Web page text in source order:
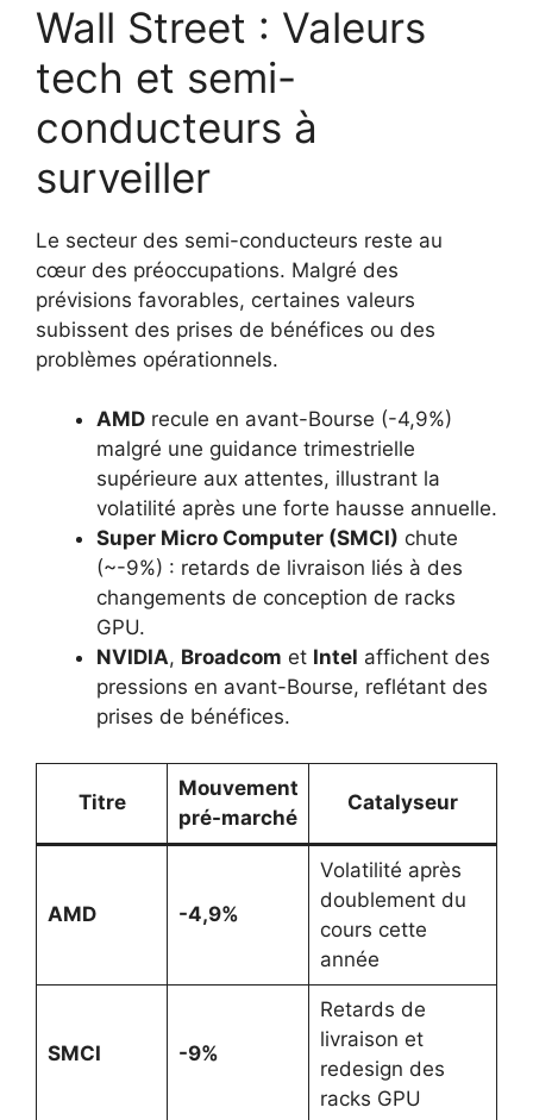
Wall Street : Valeurs
tech et semi-
conducteurs à
surveiller
Le secteur des semi-conducteurs reste au
cœur des préoccupations. Malgré des
prévisions favorables, certaines valeurs
subissent des prises de bénéfices ou des
problèmes opérationnels.
AMD recule en avant-Bourse (-4,9%)
malgré une guidance trimestrielle
supérieure aux attentes, illustrant la
volatilité après une forte hausse annuelle.
Super Micro Computer (SMCI) chute
(~-9%) : retards de livraison liés à des
changements de conception de racks
GPU.
NVIDIA, Broadcom et Intel affichent des
pressions en avant-Bourse, reflétant des
prises de bénéfices.
Titre
Mouvement
pré-marché
Catalyseur
AMD -4,9%
Volatilité après
doublement du
cours cette
année
SMCI -9%
Retards de
livraison et
redesign des
racks GPU